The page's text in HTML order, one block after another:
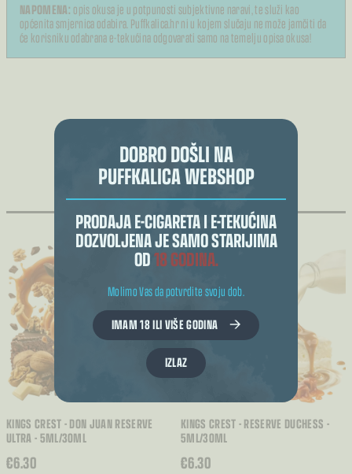
DOBRO DOŠLI NA
PUFFKALICA WEBSHOP
PRODAJA E-CIGARETA I E-TEKUĆINA
DOZVOLJENA JE SAMO STARIJIMA
OD18 GODINA.
Molimo Vas da potvrdite svoju dob.
IMAM 18 ILI VIŠE GODINA
IZLAZ
NAPOMENA: opis okusa je u potpunosti subjektivne naravi, te služi kao
općenita smjernica odabira. Puffkalica.hr ni u kojem slučaju ne može jamčiti da
će korisniku odabrana e-tekućina odgovarati samo na temelju opisa okusa!
POVEZANI PROIZVODI
KINGS CREST - DON JUAN RESERVE
ULTRA - 5ML/30ML
€6.30
KINGS CREST - RESERVE DUCHESS -
5ML/30ML
€6.30